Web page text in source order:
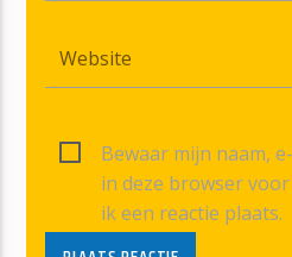
Bewaar mijn naam,
in deze browser
ik een reactie plaats.